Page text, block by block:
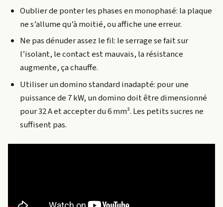
Oublier de ponter les phases en monophasé: la plaque
ne s’allume qu’à moitié, ou affiche une erreur.
Ne pas dénuder assez le fil: le serrage se fait sur
l’isolant, le contact est mauvais, la résistance
augmente, ça chauffe.
Utiliser un domino standard inadapté: pour une
puissance de 7 kW, un domino doit être dimensionné
pour 32 A et accepter du 6 mm². Les petits sucres ne
suffisent pas.